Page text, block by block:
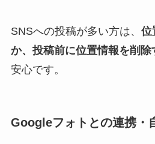
SNSへの投稿が多い方は、 位
か、投稿前に位置情報を削除
安心です。
Googleフォトとの連携・